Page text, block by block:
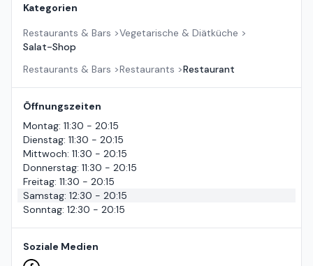
Kategorien
Restaurants & Bars >Vegetarische & Diätküche >
Salat-Shop
Restaurants & Bars >Restaurants >Restaurant
Öffnungszeiten
Montag: 11:30 - 20:15
Dienstag: 11:30 - 20:15
Mittwoch: 11:30 - 20:15
Donnerstag: 11:30 - 20:15
Freitag: 11:30 - 20:15
Samstag: 12:30 - 20:15
Sonntag: 12:30 - 20:15
Soziale Medien